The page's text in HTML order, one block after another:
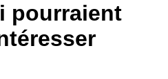
pourraient